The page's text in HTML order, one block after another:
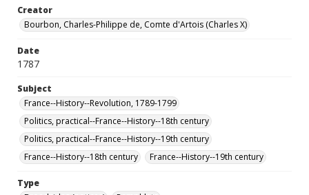
Creator
Bourbon, Charles-Philippe de, Comte d'Artois (Charles X)
Date
1787
Subject
France--History--Revolution, 1789-1799
Politics, practical--France--History--18th century
Politics, practical--France--History--19th century
France--History--18th century
France--History--19th century
Type